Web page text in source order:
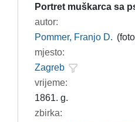
Portret muškarca sa
autor:
Pommer, Franjo D.
mjesto:
Zagreb
vrijeme:
1861. g.
zbirka: